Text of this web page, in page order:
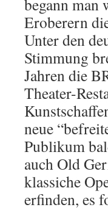
begann man
Eroberern
Unter den
Stimmung
Jahren die
Theater-
neue
Publikum
auch Old
klassiche
erfinden, es